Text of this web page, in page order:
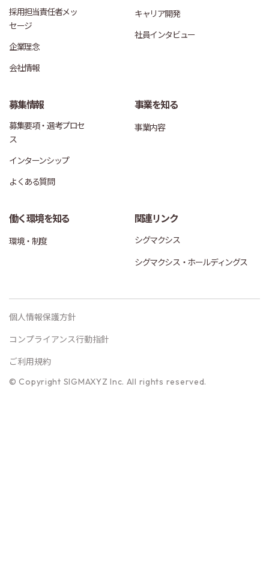
採用担当責任者メッ
セージ
企業理念
会社情報
キャリア開発
社員インタビュー
募集情報
募集要項・選考プロセ
ス
インターンシップ
よくある質問
事業を知る
事業内容
働く環境を知る
環境・制度
関連リンク
シグマクシス
シグマクシス・ホールディングス
© Copyright SIGMAXYZ Inc. All rights reserved.
個人情報保護方針
コンプライアンス行動指針
ご利用規約